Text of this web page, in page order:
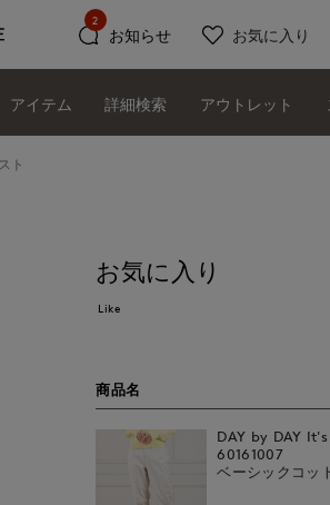
お知らせ
2
お気に入り
アイテム 詳細検索 アウトレット
ト
お気に入り
Like
商品名
DAY by DAY
60161007
ベーシックコッ